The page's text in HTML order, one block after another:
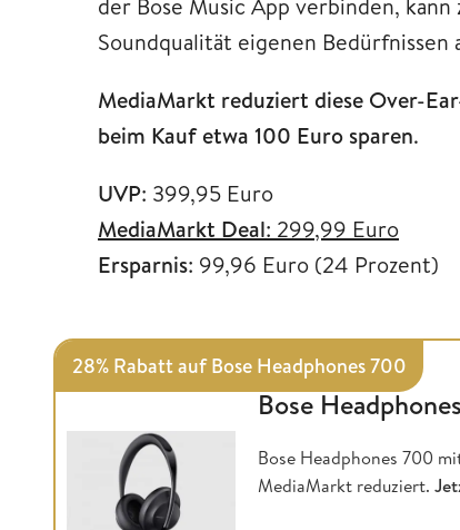
Soundqualität eigenen Bedürfnissen
MediaMarkt reduziert diese Over-
beim Kauf etwa 100 Euro sparen.
UVP: 399,95 Euro
MediaMarkt Deal: 299,99 Euro
Ersparnis: 99,96 Euro (24 Prozent)
28% Rabatt auf Bose Headphones 700
Bose
Bose Headphones 700
MediaMarkt reduziert.